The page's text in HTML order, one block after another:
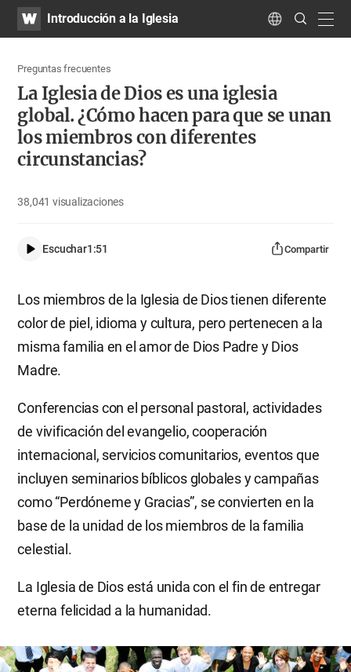
WATVIntroducción a la Iglesia Language
Search
Submit
Preguntas frecuentes
La Iglesia de Dios es una iglesia
global. ¿Cómo hacen para que se unan
los miembros con diferentes
circunstancias?
38,041visualizaciones
Escuchar1:51 Compartir
Los miembros de la Iglesia de Dios tienen diferente
color de piel, idioma y cultura, pero pertenecen a la
misma familia en el amor de Dios Padre y Dios
Madre.
Conferencias con el personal pastoral, actividades
de vivificación del evangelio, cooperación
internacional, servicios comunitarios, eventos que
incluyen seminarios bíblicos globales y campañas
como “Perdóneme y Gracias”, se convierten en la
base de la unidad de los miembros de la familia
celestial.
La Iglesia de Dios está unida con el fin de entregar
eterna felicidad a la humanidad.